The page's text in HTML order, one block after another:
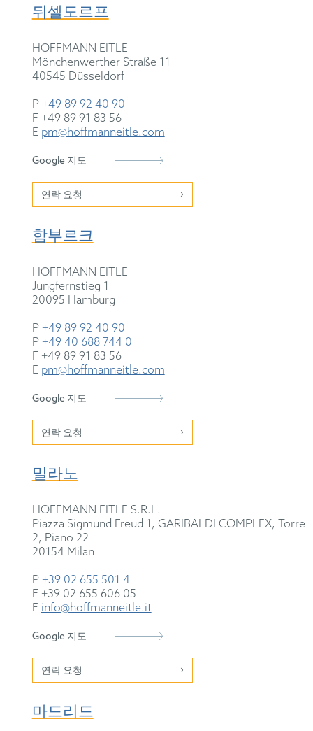
뒤셀도르프
HOFFMANN EITLE
Mönchenwerther Straße 11
40545 Düsseldorf
P +49 89 92 40 90
F +49 89 91 83 56
E pm@hoffmanneitle.com
Google 지도
연락 요청
함부르크
HOFFMANN EITLE
Jungfernstieg 1
20095 Hamburg
P +49 89 92 40 90
P +49 40 688 744 0
F +49 89 91 83 56
E pm@hoffmanneitle.com
Google 지도
연락 요청
밀라노
HOFFMANN EITLE S.R.L.
Piazza Sigmund Freud 1, GARIBALDI COMPLEX, Torre
2, Piano 22
20154 Milan
P +39 02 655 501 4
F +39 02 655 606 05
E info@hoffmanneitle.it
Google 지도
연락 요청
마드리드